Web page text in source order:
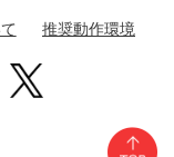
場
輪場
推奨動作環境